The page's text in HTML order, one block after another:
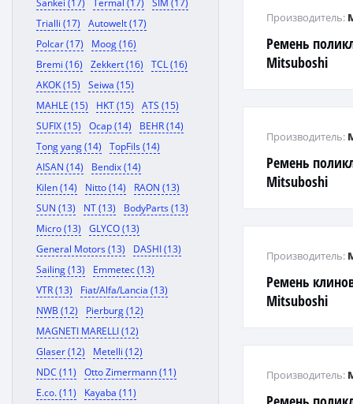
Sankei (17)
Termal (17)
SIM (17)
Trialli (17)
Autowelt (17)
Polcar (17)
Moog (16)
Bremi (16)
Zekkert (16)
TCL (16)
AKOK (15)
Seiwa (15)
MAHLE (15)
HKT (15)
ATS (15)
SUFIX (15)
Ocap (14)
BEHR (14)
Tong yang (14)
TopFils (14)
AISAN (14)
Bendix (14)
Kilen (14)
Nitto (14)
RAON (13)
SUN (13)
NT (13)
BodyParts (13)
Micro (13)
GLYCO (13)
General Motors (13)
DASHI (13)
Sailing (13)
Emmetec (13)
VTR (13)
Fiat/Alfa/Lancia (13)
NWB (12)
Pierburg (12)
MAGNETI MARELLI (12)
Glaser (12)
Metelli (12)
NDC (11)
Otto Zimermann (11)
E.co. (11)
Kayaba (11)
Ремень
Mitsuboshi
Производитель:
Ремень
Mitsuboshi
Производитель:
Ремень
Mitsuboshi
Производитель:
Производитель: